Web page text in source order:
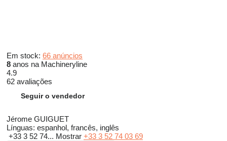
Em stock: 66 anúncios
8 anos na Machineryline
4.9
62 avaliações
Seguir o vendedor
Jérome GUIGUET
Línguas: espanhol, francês, inglês
+33 3 52 74... Mostrar +33 3 52 74 03 69